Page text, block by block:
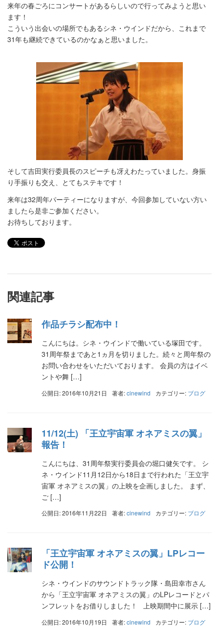
来年の春ごろにコンサートがあるらしいので行ってみようと思い
ます！
こういう出会いの場所でもあるシネ・ウインドだから、これまで
31年も継続できているのかなぁと思いました。
そして吉田実行委員長のスピーチも冴えわたっていました。身振
り手振りも交え、とてもステキです！
来年は32周年パーティーになりますが、今回参加していない方い
ましたら是非ご参加ください。
お待ちしております。
関連記事
作品チラシ配布中！
こんにちは。シネ・ウインドで働いている塚田です。
31周年祭まであと1ヵ月を切りました。続々と周年祭の
お問い合わせをいただいております。 会員の方はイベ
ントや舞 […]
公開日: 2016年10月21日 著者:cinewind カテゴリー: ブログ
11/12(土) 「王立宇宙軍 オネアミスの翼」
報告！
こんにちは、31周年祭実行委員会の堀口健矢です。 シ
ネ・ウインド11月12日から18日まで行われた「王立宇
宙軍 オネアミスの翼」の上映を企画しました。 まず、
ご […]
公開日: 2016年11月22日 著者:cinewind カテゴリー: ブログ
「王立宇宙軍 オネアミスの翼」LPレコー
ド公開！
シネ・ウインドのサウンドトラック隊・島田幸市さん
から「王立宇宙軍 オネアミスの翼」のLPレコードとパ
ンフレットをお借りしました！ 上映期間中に展示 […]
公開日: 2016年10月19日 著者:cinewind カテゴリー: ブログ